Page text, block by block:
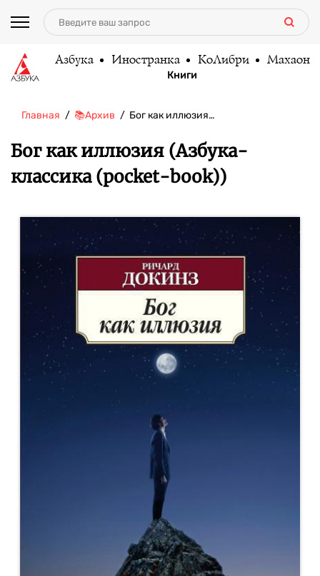
Азбука Иностранка КоЛибри Махаон
Книги
Главная 📚Архив Бог как иллюзия…
Бог как иллюзия (Азбука-
классика (pocket-book))